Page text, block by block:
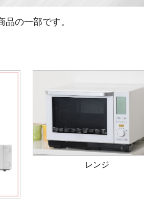
の一部です。
レンジ